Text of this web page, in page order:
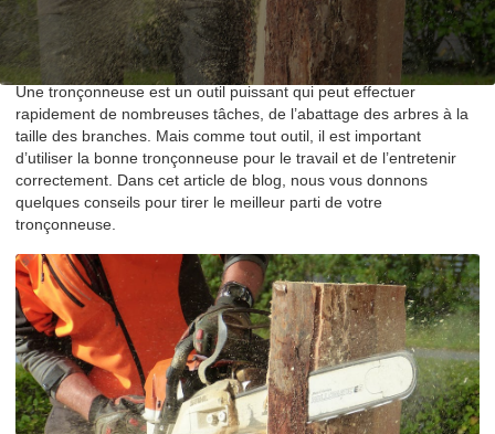
Une tronçonneuse est un outil puissant qui peut effectuer
rapidement de nombreuses tâches, de l’abattage des arbres à la
taille des branches. Mais comme tout outil, il est important
d’utiliser la bonne tronçonneuse pour le travail et de l’entretenir
correctement. Dans cet article de blog, nous vous donnons
quelques conseils pour tirer le meilleur parti de votre
tronçonneuse.